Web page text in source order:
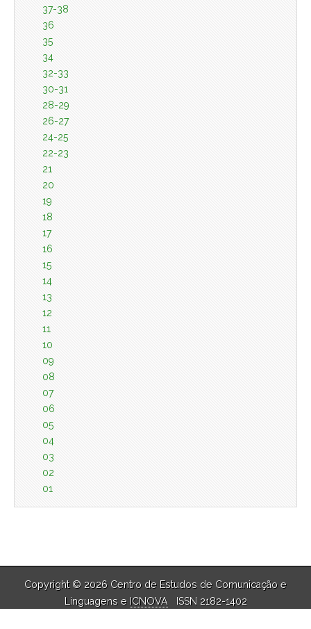
37-38
36
35
34
32-33
30-31
28-29
26-27
24-25
22-23
21
20
19
18
17
16
15
14
13
12
11
10
09
08
07
06
05
04
03
02
01
Copyright © 2026 Centro de Estudos de Comunicação e
Linguagens e ICNOVAISSN 2182-1402